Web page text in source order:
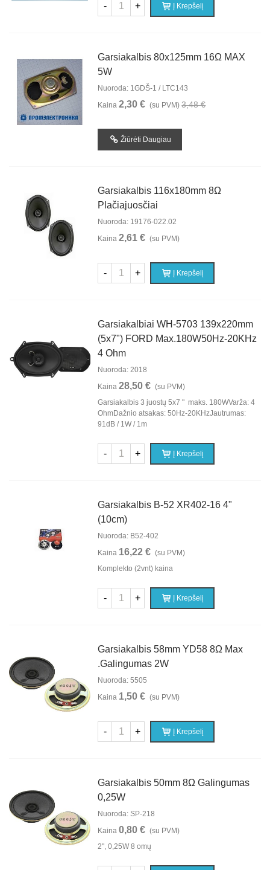
- + Į Krepšelį
Garsiakalbis 80x125mm 16Ω MAX
5W
Nuoroda: 1GDŠ-1 / LTC143
Kaina2,30 € (su PVM) 3,48 €
Žiūrėti Daugiau
Garsiakalbis 116x180mm 8Ω
Plačiajuosčiai
Nuoroda: 19176-022.02
Kaina2,61 € (su PVM)
- + Į Krepšelį
Garsiakalbiai WH-5703 139x220mm
(5x7") FORD Max.180W50Hz-20KHz
4 Ohm
Nuoroda: 2018
Kaina28,50 € (su PVM)
Garsiakalbis 3 juostų 5x7 " maks. 180WVarža: 4
OhmDažnio atsakas: 50Hz-20KHzJautrumas:
91dB / 1W / 1m
- + Į Krepšelį
Garsiakalbis B-52 XR402-16 4"
(10cm)
Nuoroda: B52-402
Kaina 16,22 € (su PVM)
Komplekto (2vnt) kaina
- + Į Krepšelį
Garsiakalbis 58mm YD58 8Ω Max
.galingumas 2W
Nuoroda: 5505
Kaina 1,50 € (su PVM)
- + Į Krepšelį
Garsiakalbis 50mm 8Ω Galingumas
0,25W
Nuoroda: SP-218
Kaina0,80 € (su PVM)
2", 0,25W 8 omų